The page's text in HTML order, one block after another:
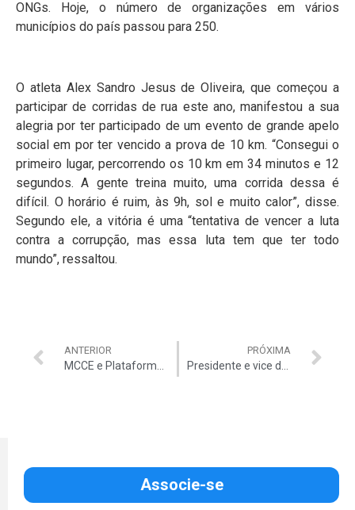
ONGs. Hoje, o número de organizações em vários
municípios do país passou para 250.
O atleta Alex Sandro Jesus de Oliveira, que começou a
participar de corridas de rua este ano, manifestou a sua
alegria por ter participado de um evento de grande apelo
social em por ter vencido a prova de 10 km. “Consegui o
primeiro lugar, percorrendo os 10 km em 34 minutos e 12
segundos. A gente treina muito, uma corrida dessa é
difícil. O horário é ruim, às 9h, sol e muito calor”, disse.
Segundo ele, a vitória é uma “tentativa de vencer a luta
contra a corrupção, mas essa luta tem que ter todo
mundo”, ressaltou.
ANTERIOR
MCCE e Plataforma iniciam juntos articulações para a Reforma Política
PRÓXIMA
Presidente e vice do TCU tomam posse
Associe-se